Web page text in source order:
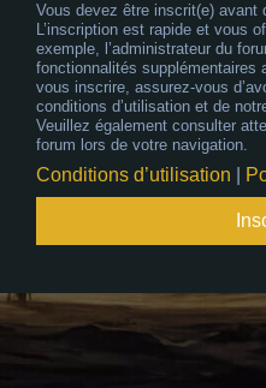
Vous devez être inscrit(e) avant
L’inscription est rapide et vous
exemple, l’administrateur du
fonctionnalités
vous inscrire, assurez-vous
conditions d’utilisation et de
Veuillez également consulter
forum lors de votre navigation.
Conditions d’utilisation